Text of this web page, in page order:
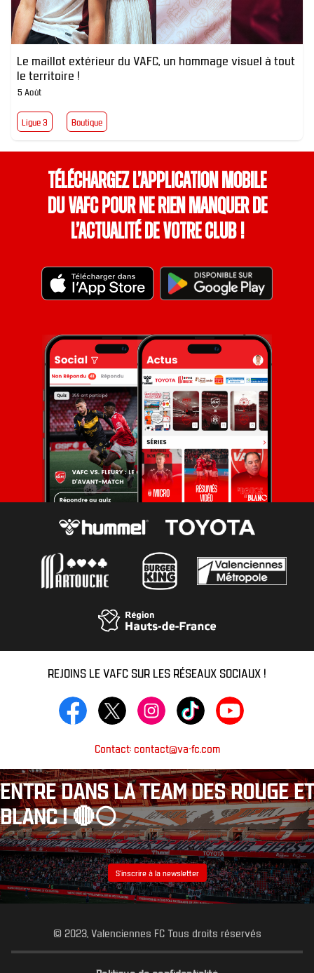
Le maillot extérieur du VAFC, un hommage visuel à tout
le territoire !
5 Août
Ligue 3 Boutique
Téléchargez l’application mobile
du VAFC pour ne rien manquer de
l’actualité de votre club !
REJOINS LE VAFC SUR LES RÉSEAUX SOCIAUX !
Contact: contact@va-fc.com
ENTRE DANS LA TEAM DES ROUGE ET
BLANC ! 🔴⚪️
S’inscrire à la newsletter
© 2023, Valenciennes FC Tous droits réservés